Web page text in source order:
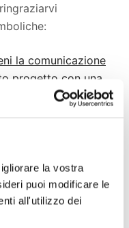
la vostra
puoi modificare le
all'utilizzo dei
la comunicazione
progetto con una
di 50€ -
brochure-
e
psichico